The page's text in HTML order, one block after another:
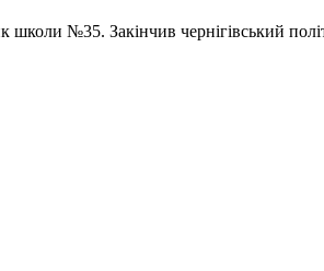
№35. Закінчив чернігівський